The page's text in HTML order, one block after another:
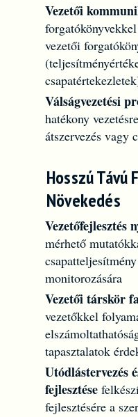
Vezetői
vezetői
Válságvezetési
hatékony
átszervezés vagy
Hosszú
Növekedés
Vezetőfejlesztés
mérhető
monitorozására
Vezetői társkör
vezetőkkel
tapasztalatok
Utódlástervezés
fejlesztése
fejlesztésére a